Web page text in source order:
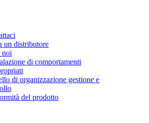
un distributore
noi
di comportamenti
di organizzazione gestione e
del prodotto